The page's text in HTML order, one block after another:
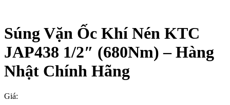
Súng Vặn Ốc Khí Nén KTC
JAP438 1/2″ (680Nm) – Hàng
Nhật Chính Hãng
Giá: